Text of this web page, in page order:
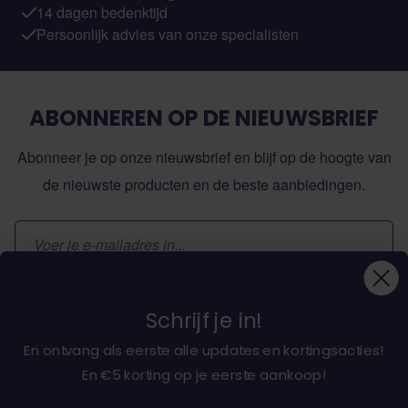
14 dagen bedenktijd
Persoonlijk advies van onze specialisten
ABONNEREN OP DE NIEUWSBRIEF
Abonneer je op onze nieuwsbrief en blijf op de hoogte van
de nieuwste producten en de beste aanbiedingen.
E-mailadres
Over ons
Schrijf je in!
En ontvang als eerste alle updates en kortingsacties!
En €5 korting op je eerste aankoop!